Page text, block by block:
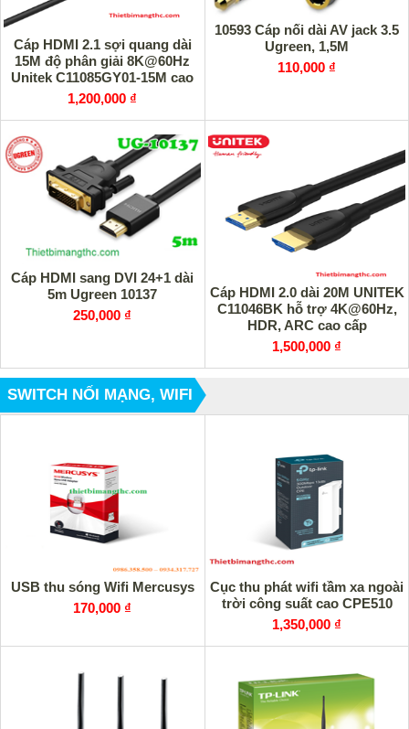
Cáp HDMI 2.1 sợi quang dài
15M độ phân giải 8K@60Hz
Unitek C11085GY01-15M cao
cấp
1,200,000 ₫
10593 Cáp nối dài AV jack 3.5
Ugreen, 1,5M
110,000 ₫
Cáp HDMI sang DVI 24+1 dài
5m Ugreen 10137
250,000 ₫
Cáp HDMI 2.0 dài 20M UNITEK
C11046BK hỗ trợ 4K@60Hz,
HDR, ARC cao cấp
1,500,000 ₫
SWITCH NỐI MẠNG, WIFI
USB thu sóng Wifi Mercusys
170,000 ₫
Cục thu phát wifi tầm xa ngoài
trời công suất cao CPE510
1,350,000 ₫